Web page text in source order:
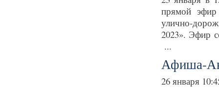
прямой
улично-
2023». Эфир
...
Афиша-
26 января